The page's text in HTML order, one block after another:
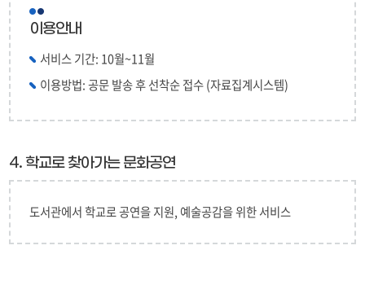
이용안내
서비스 기간: 10월~11월
이용방법: 공문 발송 후 선착순 접수 (자료집계시스템)
4. 학교로 찾아가는 문화공연
도서관에서 학교로 공연을 지원, 예술공감을 위한 서비스